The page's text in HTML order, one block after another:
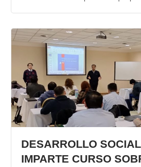
DESARROLLO
IMPARTE CURSO